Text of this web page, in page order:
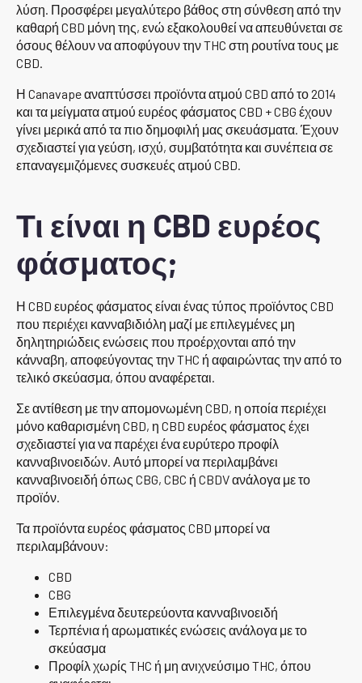
λύση. Προσφέρει μεγαλύτερο βάθος στη σύνθεση από την
καθαρή CBD μόνη της, ενώ εξακολουθεί να απευθύνεται σε
όσους θέλουν να αποφύγουν την THC στη ρουτίνα τους με
CBD.
Η Canavape αναπτύσσει προϊόντα ατμού CBD από το 2014
και τα μείγματα ατμού ευρέος φάσματος CBD + CBG έχουν
γίνει μερικά από τα πιο δημοφιλή μας σκευάσματα. Έχουν
σχεδιαστεί για γεύση, ισχύ, συμβατότητα και συνέπεια σε
επαναγεμιζόμενες συσκευές ατμού CBD.
Τι είναι η CBD ευρέος
φάσματος;
Η CBD ευρέος φάσματος είναι ένας τύπος προϊόντος CBD
που περιέχει κανναβιδιόλη μαζί με επιλεγμένες μη
δηλητηριώδεις ενώσεις που προέρχονται από την
κάνναβη, αποφεύγοντας την THC ή αφαιρώντας την από το
τελικό σκεύασμα, όπου αναφέρεται.
Σε αντίθεση με την απομονωμένη CBD, η οποία περιέχει
μόνο καθαρισμένη CBD, η CBD ευρέος φάσματος έχει
σχεδιαστεί για να παρέχει ένα ευρύτερο προφίλ
κανναβινοειδών. Αυτό μπορεί να περιλαμβάνει
κανναβινοειδή όπως CBG, CBC ή CBDV ανάλογα με το
προϊόν.
Τα προϊόντα ευρέος φάσματος CBD μπορεί να
περιλαμβάνουν:
CBD
CBG
Επιλεγμένα δευτερεύοντα κανναβινοειδή
Τερπένια ή αρωματικές ενώσεις ανάλογα με το
σκεύασμα
Προφίλ χωρίς THC ή μη ανιχνεύσιμο THC, όπου